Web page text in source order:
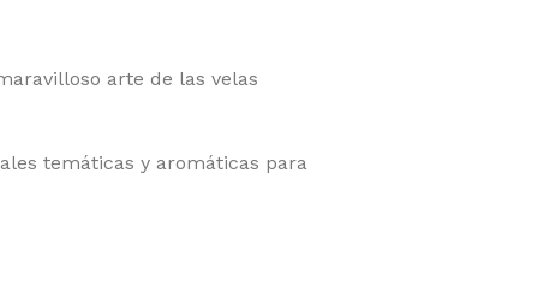
arte de las velas
temáticas y aromáticas para